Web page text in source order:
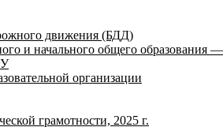
движения (БДД)
и начального общего образования —
организации
грамотности, 2025 г.